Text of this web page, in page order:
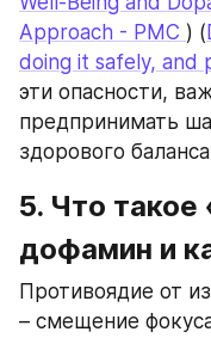
Approach - PMC ) (
doing it safely, and
эти опасности,
предпринимать
здорового
5. Что
дофамин и
Противоядие от
– смещение